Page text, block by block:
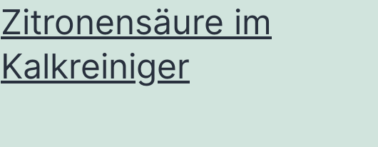
den
reinigenden
Effekt
Zitronensäure im
Kalkreiniger